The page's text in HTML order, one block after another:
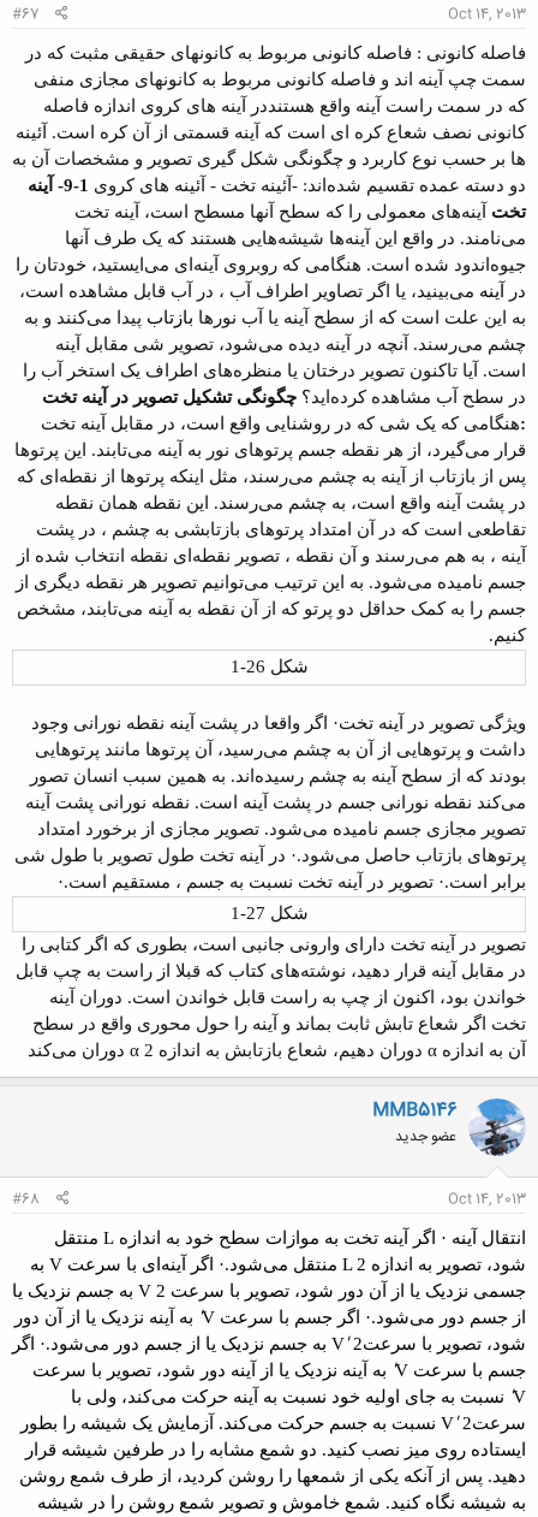
Oct 14, 2013
#67
فاصله کانونی : فاصله کانونی مربوط به کانونهای حقیقی مثبت که در
سمت چپ آینه اند و فاصله کانونی مربوط به کانونهای مجازی منفی
که در سمت راست آینه واقع هستنددر آینه های کروی اندازه فاصله
کانونی نصف شعاع کره ای است که آینه قسمتی از آن کره است. آئینه
ها بر حسب نوع کاربرد و چگونگی شکل گیری تصویر و مشخصات آن به
دو دسته عمده تقسیم شده‌اند: -آئینه تخت - آئینه های کروی
1-9- آینه
تخت آینه‌های معمولی را که سطح آنها مسطح است، آینه تخت
می‌نامند. در واقع این آینه‌ها شیشه‌هایی هستند که یک طرف آنها
جیوه‌اندود شده است. هنگامی که روبروی آینه‌ای می‌ایستید، خودتان را
در آینه می‌بینید، یا اگر تصاویر اطراف آب ، در آب قابل مشاهده است،
به این علت است که از سطح آینه یا آب نورها بازتاب پیدا می‌کنند و به
چشم می‌رسند. آنچه در آینه دیده می‌شود، تصویر شی مقابل آینه
است. آیا تاکنون تصویر درختان یا منظره‌های اطراف یک استخر آب را
در سطح آب مشاهده کرده‌اید؟ چگونگی تشکیل تصویر در آینه تخت
:هنگامی که یک شی که در روشنایی واقع است، در مقابل آینه تخت
قرار می‌گیرد، از هر نقطه جسم پرتوهای نور به آینه می‌تابند. این پرتوها
پس از بازتاب از آینه به چشم می‌رسند، مثل اینکه پرتوها از نقطه‌ای که
در پشت آینه واقع است، به چشم می‌رسند. این نقطه همان نقطه
تقاطعی است که در آن امتداد پرتوهای بازتابشی به چشم ، در پشت
آینه ، به هم می‌رسند و آن نقطه ، تصویر نقطه‌ای نقطه انتخاب شده از
جسم نامیده می‌شود. به این ترتیب می‌توانیم تصویر هر نقطه دیگری از
جسم را به کمک حداقل دو پرتو که از آن نقطه به آینه می‌تابند، مشخص
کنیم.
شکل 26-1
ویژگی تصویر در آینه تخت· اگر واقعا در پشت آینه نقطه نورانی وجود
داشت و پرتوهایی از آن به چشم می‌رسید، آن پرتوها مانند پرتوهایی
بودند که از سطح آینه به چشم رسیده‌اند. به همین سبب انسان تصور
می‌کند نقطه نورانی جسم در پشت آینه است. نقطه نورانی پشت آینه
تصویر مجازی جسم نامیده می‌شود. تصویر مجازی از برخورد امتداد
پرتوهای بازتاب حاصل می‌شود.
· در آینه تخت طول تصویر با طول شی
برابر است.
· تصویر در آینه تخت نسبت به جسم ، مستقیم است.
·
شکل 27-1
تصویر در آینه تخت دارای وارونی جانبی است، بطوری که اگر کتابی را
در مقابل آینه قرار دهید، نوشته‌های کتاب که قبلا از راست به چپ قابل
خواندن بود، اکنون از چپ به راست قابل خواندن است. دوران آینه
تخت اگر شعاع تابش ثابت بماند و آینه را حول محوری واقع در سطح
آن به اندازه
دوران دهیم، شعاع بازتابش به اندازه α 2 دوران می‌کند
MMB5146
عضو جدید
Oct 14, 2013
#68
انتقال آینه · اگر آینه تخت به موازات سطح خود به اندازه
منتقل
شود، تصویر به اندازه
L 2 منتقل می‌شود .
· اگر آینه‌ای با سرعت
به
جسمی نزدیک یا از آن دور شود، تصویر با سرعت
V 2 به
جسم نزدیک یا
از جسم دور می‌شود.
· اگر جسم با سرعت V به آینه نزدیک یا از آن دور
شود، تصویر با سرعت
V 2 به جسم نزدیک یا از جسم دور می‌شود .
· اگر
جسم با سرعت
به آینه نزدیک یا از آینه دور شود، تصویر با سرعت
V نسبت به جای اولیه خود نسبت به آینه حرکت می‌کند، ولی با
سرعت
V 2 نسبت به جسم حرکت می‌کند . آزمایش یک شیشه را بطور
ایستاده روی میز نصب کنید. دو شمع مشابه را در طرفین شیشه قرار
دهید. پس از آنکه یکی از شمعها را روشن کردید، از طرف شمع روشن
به شیشه نگاه کنید. شمع خاموش و تصویر شمع روشن را در شیشه